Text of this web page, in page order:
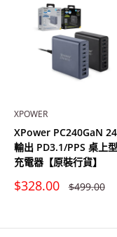
XPOWER
XPower PC240GaN
輸出 PD3.1/PPS 桌上
充電器【原裝行貨】
特
$328.00 原
$499.00